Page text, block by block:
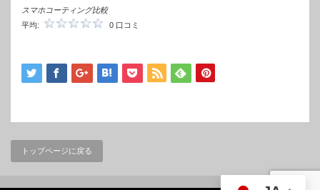
スマホコーティング比較
平均:
0 口コミ
トップページに戻る